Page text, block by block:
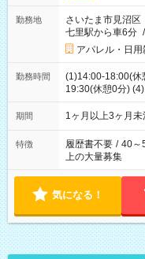
勤務地
さいたま市見沼区
七里駅から車6分 /
アパレル・日用
勤務時間
(1)14:00-18:00(休
19:30(休憩0分)
ます
期間 1ヶ月以上3ヶ月
特徴 履歴書不要 / 40～
上の大量募集
気になる！